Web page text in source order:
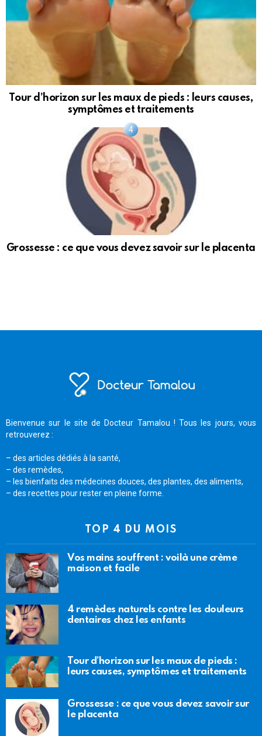
Tour d’horizon sur les maux de pieds : leurs causes,
symptômes et traitements
Grossesse : ce que vous devez savoir sur le placenta
Bienvenue sur le site de Docteur Tamalou ! Tous les jours, vous
retrouverez :
– des articles dédiés à la santé,
– des remèdes,
– les bienfaits des médecines douces, des plantes, des aliments,
– des recettes pour rester en pleine forme.
TOP 4 DU MOIS
Vos mains souffrent : voilà une crème
maison et facile
4 remèdes naturels contre les douleurs
dentaires chez les enfants
Tour d’horizon sur les maux de pieds :
leurs causes, symptômes et traitements
Grossesse : ce que vous devez savoir sur
le placenta